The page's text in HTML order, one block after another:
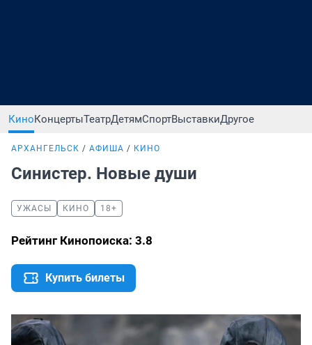
КиноКонцертыТеатрДетямСпортВыставкиДругое
АРХАНГЕЛЬСК АФИША КИНО
Синистер. Новые души
УЖАСЫ КИНО 18+
Рейтинг Кинопоиска: 3.8
Купить билеты